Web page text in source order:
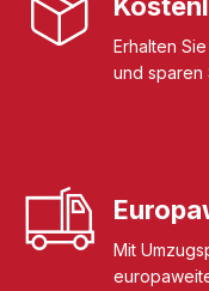
Erhalten
und sparen
Mit